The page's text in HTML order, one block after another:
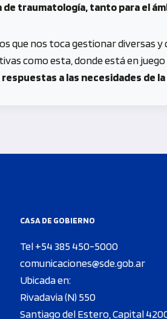
traumatología, tanto para el
que nos toca gestionar diversas
como esta, donde está en
a las necesidades de
CASA DE GOBIERNO
Tel +54 385 450-5000
comunicaciones@sde.gob.ar
Ubicada en:
Rivadavia (N) 550
Santiago del Estero, Capital